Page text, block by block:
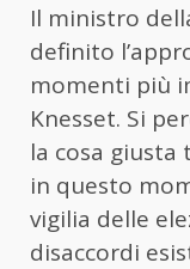
Il ministro
definito
momenti più
Knesset. Si
la cosa
in questo
vigilia delle
disaccordi